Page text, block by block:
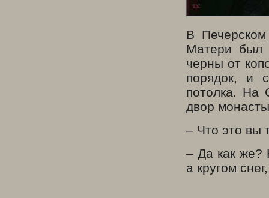
В
Матери был
черны от
порядок, и
потолка. На
двор
– Что это вы
– Да как же?
а кругом